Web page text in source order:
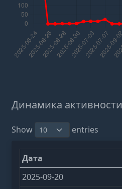
Динамика активности
Show entries
Дата
2025-09-20